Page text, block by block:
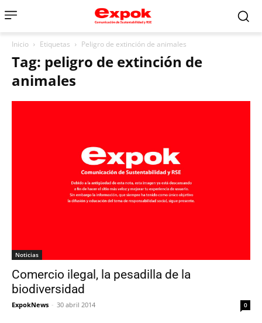
Inicio Etiquetas Peligro de extinción de animales
Tag: peligro de extinción de
animales
Noticias
Comercio ilegal, la pesadilla de la
biodiversidad
ExpokNews - 30 abril 2014 0